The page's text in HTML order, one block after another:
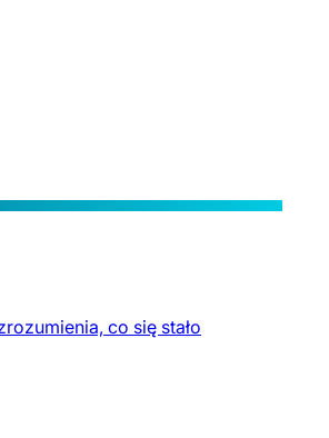
co się stało